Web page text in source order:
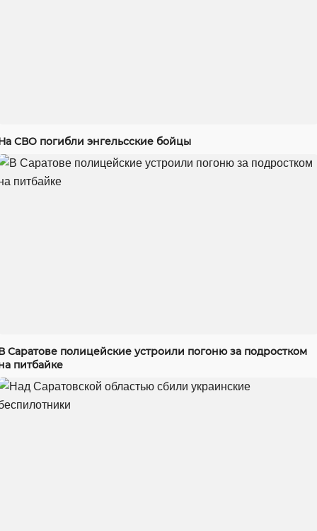
СВО погибли энгельсские бойцы
Саратове полицейские устроили погоню за подростком
питбайке